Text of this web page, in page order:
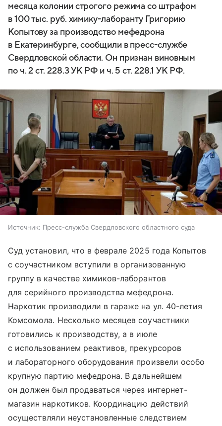
месяца колонии строгого режима со штрафом
в 100 тыс. руб. химику-лаборанту Григорию
Копытову за производство мефедрона
в Екатеринбурге, сообщили в пресс-службе
Свердловской области. Он признан виновным
по ч. 2 ст. 228.3 УК РФ и ч. 5 ст. 228.1 УК РФ.
Источник: Пресс-служба Свердловского областного суда
Суд установил, что в феврале 2025 года Копытов
с соучастником вступили в организованную
группу в качестве химиков-лаборантов
для серийного производства мефедрона.
Наркотик производили в гараже на ул. 40-летия
Комсомола. Несколько месяцев соучастники
готовились к производству, а в июле
с использованием реактивов, прекурсоров
и лабораторного оборудования произвели особо
крупную партию мефедрона. В дальнейшем
он должен был продаваться через интернет-
магазин наркотиков. Координацию действий
осуществляли неустановленные следствием